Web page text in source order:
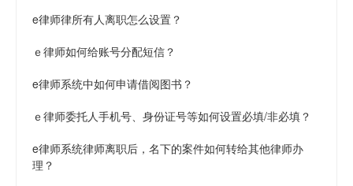
e律师律所有人离职怎么设置？
ｅ律师如何给账号分配短信？
e律师系统中如何申请借阅图书？
ｅ律师委托人手机号、身份证号等如何设置必填/非必填？
e律师系统律师离职后，名下的案件如何转给其他律师办
理？